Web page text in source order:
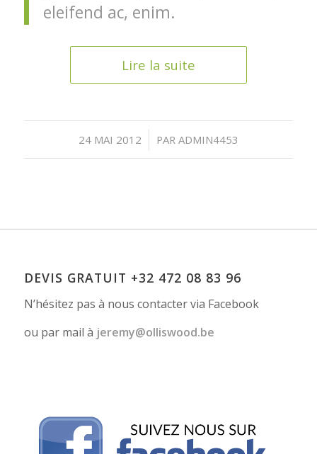
eleifend ac, enim.
Lire la suite
24 MAI 2012
/ PAR ADMIN4453
DEVIS GRATUIT +32 472 08 83 96
N’hésitez pas à nous contacter via Facebook
ou par mail à
eb.do
owsil
lo@ym
erej